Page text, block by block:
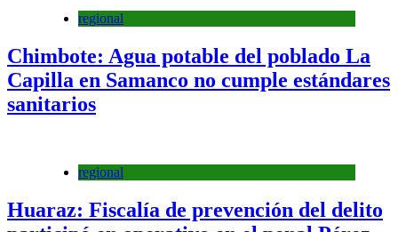
regional
Chimbote: Agua potable del poblado La
Capilla en Samanco no cumple estándares
sanitarios
regional
Huaraz: Fiscalía de prevención del delito